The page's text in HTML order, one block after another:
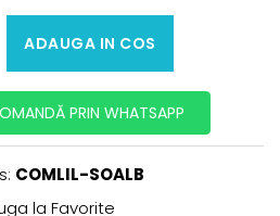
ADAUGA IN COS
PRIN WHATSAPP
COMLIL-SOALB
la Favorite